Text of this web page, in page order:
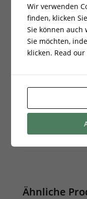
Gewicht
EAN:
Energieklasse:
Ähnliche
Wir verwenden
finden, klicken
Sie können auch
Sie möchten,
klicken. Read